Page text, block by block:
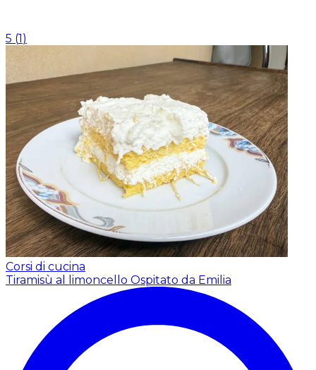
5 (1)
Corsi di cucina
Tiramisù al limoncello Ospitato da Emilia